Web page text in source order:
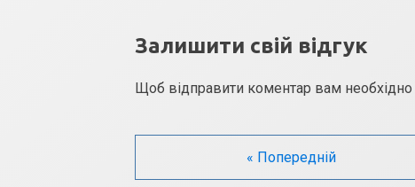
Залишити свій відгук
Щоб відправити коментар вам необхідно
« Попередній